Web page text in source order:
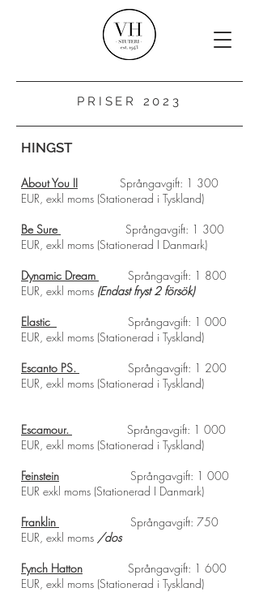
PRISER 2023
HINGST
About You II
Språngavgift: 1 300
EUR, exkl moms (Stationerad i Tyskland)
Be Sure
Språngavgift: 1 300
EUR, exkl moms (Stationerad I Danmark)
Dynamic Dream
Språngavgift: 1 800
EUR, exkl moms (Endast fryst 2 försök)
Elastic
Språngavgift: 1 000
EUR, exkl moms (Stationerad i Tyskland)
Escanto PS.
Språngavgift: 1 200
EUR, exkl moms (Stationerad i Tyskland)
Escamour. Språngavgift: 1 000
EUR, exkl moms (Stationerad i Tyskland)
Feinstein
Språngavgift: 1 000
EUR exkl moms (Stationerad I Danmark)
Franklin
Språngavgift: 750
EUR, exkl moms /dos
Fynch Hatton
Språngavgift: 1 600
EUR, exkl moms (Stationerad i Tyskland)